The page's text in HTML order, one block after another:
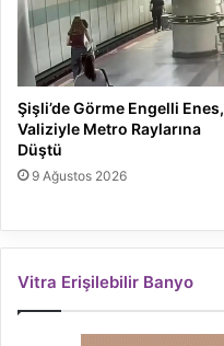
Şişli’de Görme Engelli Enes,
Valiziyle Metro Raylarına
Düştü
9 Ağustos 2026
Vitra Erişilebilir Banyo